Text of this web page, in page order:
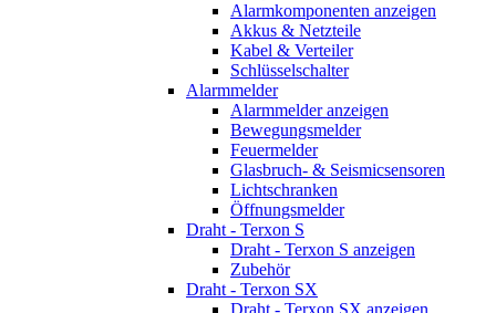
Alarmkomponenten anzeigen
Akkus & Netzteile
Kabel & Verteiler
Schlüsselschalter
Alarmmelder
Alarmmelder anzeigen
Bewegungsmelder
Feuermelder
Glasbruch- & Seismicsensoren
Lichtschranken
Öffnungsmelder
Draht - Terxon S
Draht - Terxon S anzeigen
Zubehör
Draht - Terxon SX
Draht - Terxon SX anzeigen